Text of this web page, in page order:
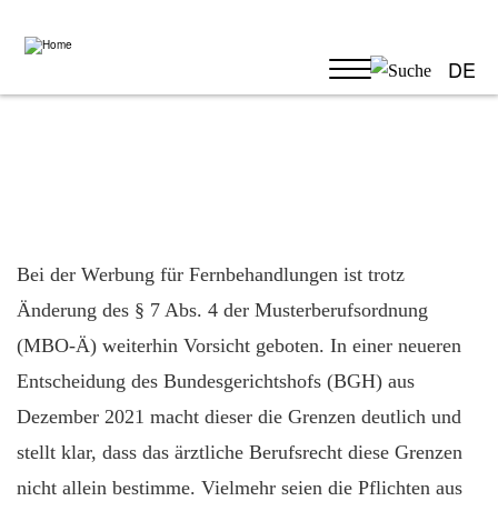
content
DE
Bei der Werbung für Fernbehandlungen ist trotz
Änderung des § 7 Abs. 4 der Musterberufsordnung
(MBO-Ä) weiterhin Vorsicht geboten. In einer neueren
Entscheidung des Bundesgerichtshofs (BGH) aus
Dezember 2021 macht dieser die Grenzen deutlich und
stellt klar, dass das ärztliche Berufsrecht diese Grenzen
nicht allein bestimme. Vielmehr seien die Pflichten aus